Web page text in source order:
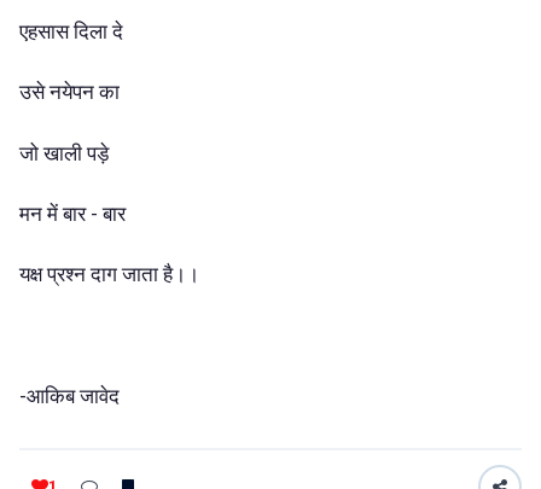
एहसास दिला दे
उसे नयेपन का
जो खाली पड़े
मन में बार - बार
यक्ष प्रश्न दाग जाता है।।
-आकिब जावेद